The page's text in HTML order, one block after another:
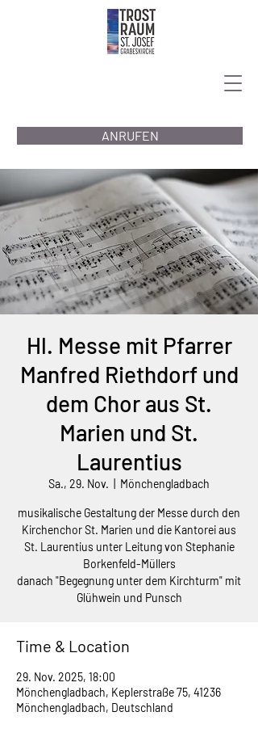
ANRUFEN
Hl. Messe mit Pfarrer
Manfred Riethdorf und
dem Chor aus St.
Marien und St.
Laurentius
Sa., 29. Nov. Mönchengladbach
musikalische Gestaltung der Messe durch den
Kirchenchor St. Marien und die Kantorei aus
St. Laurentius unter Leitung von Stephanie
Borkenfeld-Müllers
danach "Begegnung unter dem Kirchturm" mit
Glühwein und Punsch
Time & Location
29. Nov. 2025, 18:00
Mönchengladbach, Keplerstraße 75, 41236
Mönchengladbach, Deutschland